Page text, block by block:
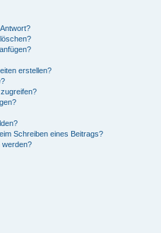
erstellen?
Schreiben eines Beitrags?
werden?